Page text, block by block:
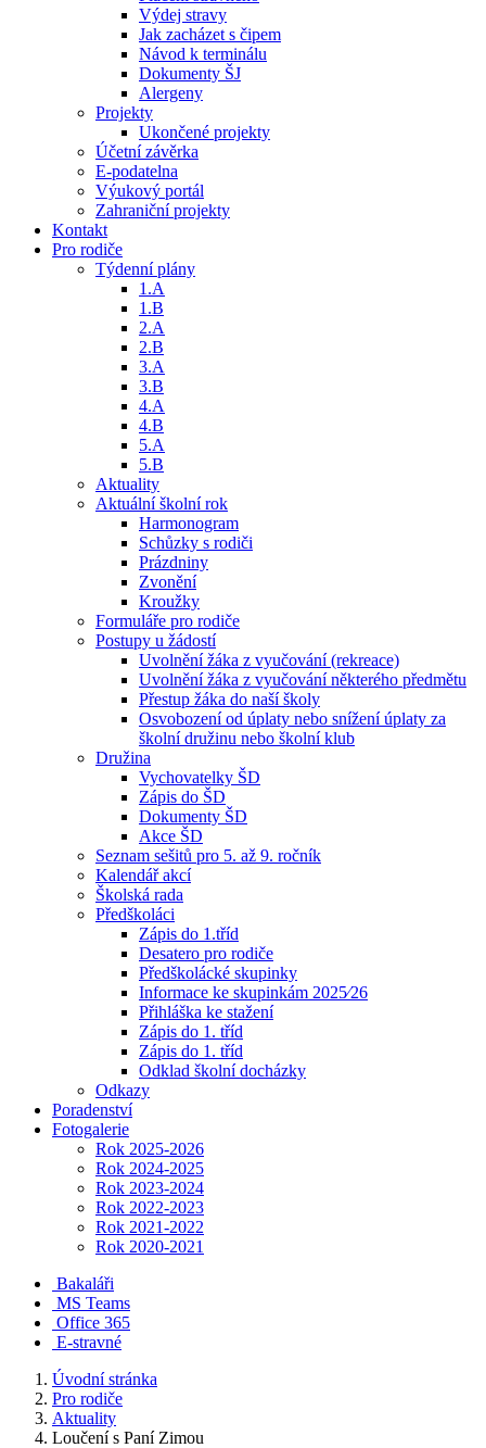
Výdej stravy
Jak zacházet s čipem
Návod k terminálu
Dokumenty ŠJ
Alergeny
Projekty
Ukončené projekty
Účetní závěrka
E-podatelna
Výukový portál
Zahraniční projekty
Kontakt
Pro rodiče
Týdenní plány
1.A
1.B
2.A
2.B
3.A
3.B
4.A
4.B
5.A
5.B
Aktuality
Aktuální školní rok
Harmonogram
Schůzky s rodiči
Prázdniny
Zvonění
Kroužky
Formuláře pro rodiče
Postupy u žádostí
Uvolnění žáka z vyučování (rekreace)
Uvolnění žáka z vyučování některého předmětu
Přestup žáka do naší školy
Osvobození od úplaty nebo snížení úplaty za
školní družinu nebo školní klub
Družina
Vychovatelky ŠD
Zápis do ŠD
Dokumenty ŠD
Akce ŠD
Seznam sešitů pro 5. až 9. ročník
Kalendář akcí
Školská rada
Předškoláci
Zápis do 1.tříd
Desatero pro rodiče
Předškolácké skupinky
Informace ke skupinkám 2025⁄26
Přihláška ke stažení
Zápis do 1. tříd
Zápis do 1. tříd
Odklad školní docházky
Odkazy
Poradenství
Fotogalerie
Rok 2025-2026
Rok 2024-2025
Rok 2023-2024
Rok 2022-2023
Rok 2021-2022
Rok 2020-2021
Bakaláři
MS Teams
Office 365
E-stravné
Úvodní stránka
Pro rodiče
Aktuality
Loučení s Paní Zimou